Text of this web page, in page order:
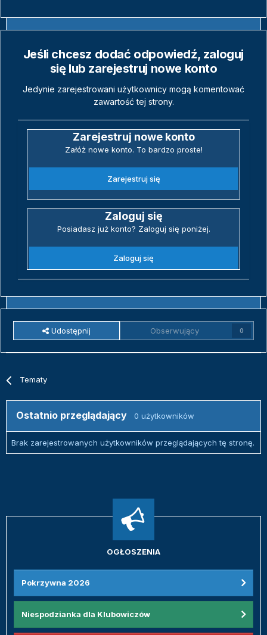
Jeśli chcesz dodać odpowiedź, zaloguj
się lub zarejestruj nowe konto
Jedynie zarejestrowani użytkownicy mogą komentować
zawartość tej strony.
Zarejestruj nowe konto
Załóż nowe konto. To bardzo proste!
Zarejestruj się
Zaloguj się
Posiadasz już konto? Zaloguj się poniżej.
Zaloguj się
Udostępnij Obserwujący 0
Tematy
Ostatnio przeglądający 0 użytkowników
Brak zarejestrowanych użytkowników przeglądających tę stronę.
OGŁOSZENIA
Pokrzywna 2026
Niespodzianka dla Klubowiczów